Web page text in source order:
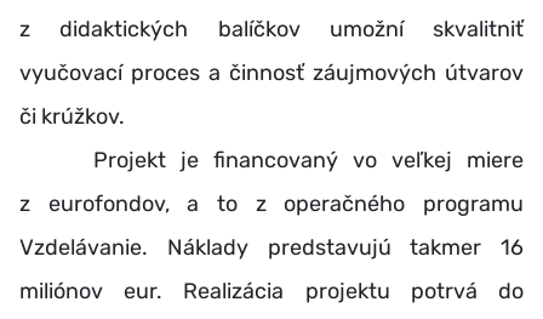
z didaktických balíčkov umožní skvalitniť
vyučovací proces a činnosť záujmových útvarov
či krúžkov.
Projekt je financovaný vo veľkej miere
z eurofondov, a to z operačného programu
Vzdelávanie. Náklady predstavujú takmer 16
miliónov eur. Realizácia projektu potrvá do